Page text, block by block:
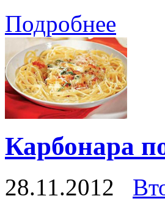
Подробнее
Карбонара
28.11.2012